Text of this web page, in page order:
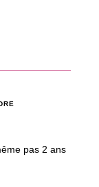
pas 2 ans